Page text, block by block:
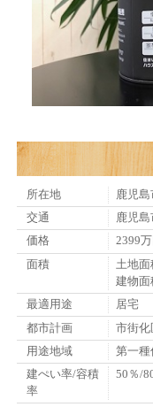
所在地
鹿児
交通
鹿児
価格
2399万
面積
土地面
建物面
最適用途
居宅
都市計画
市街化
用途地域
第一種
建ぺい率/容積
率
50％/